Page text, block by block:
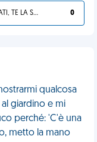
SVEGLIATI, TE LA SEI CERCATA! 0
qualcosa
giardino e mi
perché: 'C'è una
metto la mano